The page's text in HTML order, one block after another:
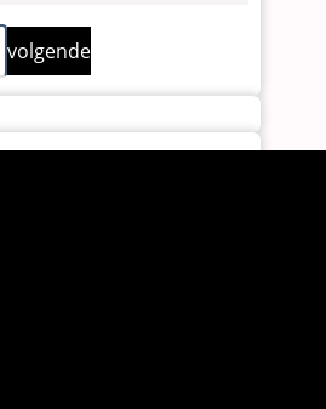
Volgende
pagina
volgende